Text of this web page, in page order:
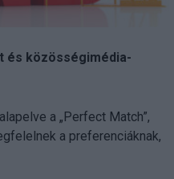
és közösségimédia-
a „Perfect Match”,
a preferenciáknak,